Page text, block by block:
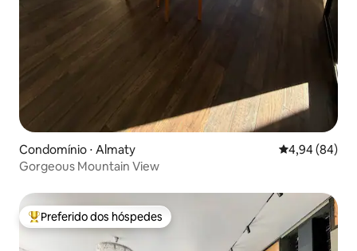
Condomínio ⋅ Almaty 4,94 de uma
4,94 (84)
Gorgeous Mountain View
Entre os melhores preferidos dos hóspedes
Preferido dos hóspedes